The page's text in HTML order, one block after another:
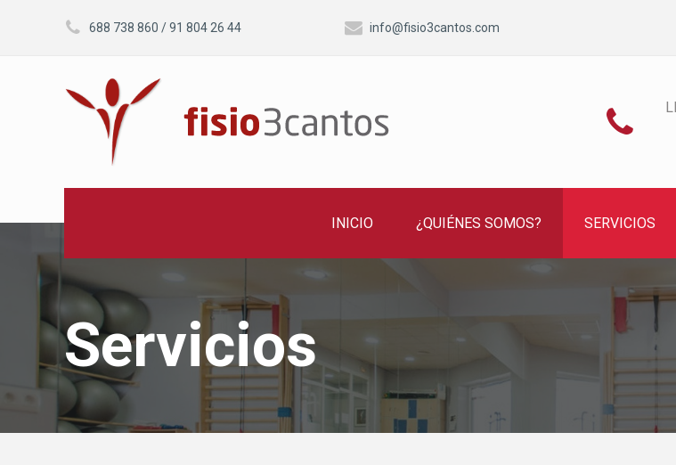
 688 738 860 /91 804 26 44  info@fisio3cantos.com

INICIO ¿QUIÉNES SOMOS? SERVICIOS
Servicios